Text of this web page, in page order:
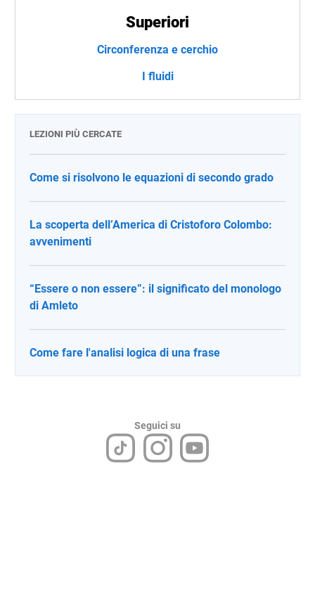
Superiori
Circonferenza e cerchio
I fluidi
LEZIONI PIÙ CERCATE
Come si risolvono le equazioni di secondo grado
La scoperta dell’America di Cristoforo Colombo:
avvenimenti
“Essere o non essere”: il significato del monologo
di Amleto
Come fare l'analisi logica di una frase
Seguici su